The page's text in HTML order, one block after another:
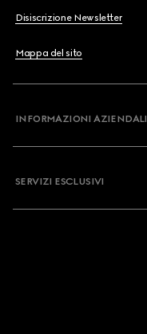
Disiscrizione Newsletter
Mappa del sito
INFORMAZIONI AZIENDALI
SERVIZI ESCLUSIVI